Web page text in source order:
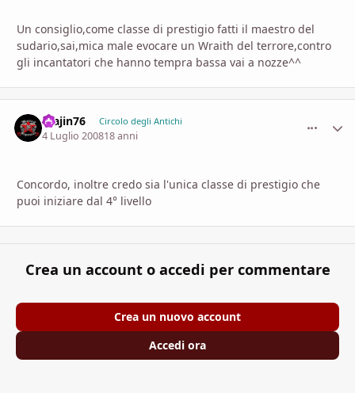
Un consiglio,come classe di prestigio fatti il maestro del
sudario,sai,mica male evocare un Wraith del terrore,contro
gli incantatori che hanno tempra bassa vai a nozze^^
majin76 Circolo degli Antichi
4 Luglio 200818 anni
Concordo, inoltre credo sia l'unica classe di prestigio che
puoi iniziare dal 4° livello
Crea un account o accedi per commentare
Crea un nuovo account
Accedi ora